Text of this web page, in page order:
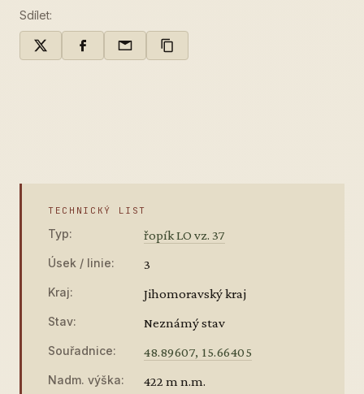
Sdílet:
TECHNICKÝ LIST
Typ: řopík LO vz. 37
Úsek / linie: 3
Kraj: Jihomoravský kraj
Stav: Neznámý stav
Souřadnice: 48.89607, 15.66405
Nadm. výška: 422 m n.m.